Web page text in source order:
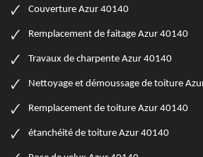
Couverture Azur 40140
Remplacement de faitage Azur 40140
Travaux de charpente Azur 40140
Nettoyage et démoussage de toiture
Remplacement de toiture Azur 40140
étanchéité de toiture Azur 40140